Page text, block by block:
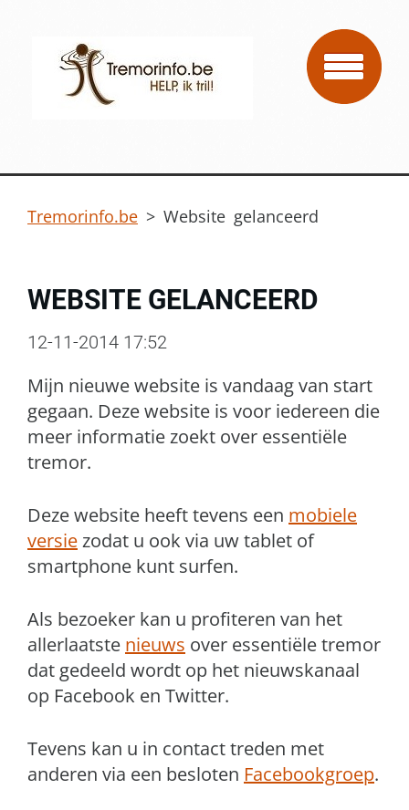
Tremorinfo.be > Website gelanceerd
WEBSITE GELANCEERD
12-11-2014 17:52
Mijn nieuwe website is vandaag van start
gegaan. Deze website is voor iedereen die
meer informatie zoekt over essentiële
tremor.
Deze website heeft tevens een mobiele
versiezodat u ook via uw tablet of
smartphone kunt surfen.
Als bezoeker kan u profiteren van het
allerlaatste nieuws over essentiële tremor
dat gedeeld wordt op het nieuwskanaal
op Facebook en Twitter.
Tevens kan u in contact treden met
anderen via een besloten Facebookgroep.